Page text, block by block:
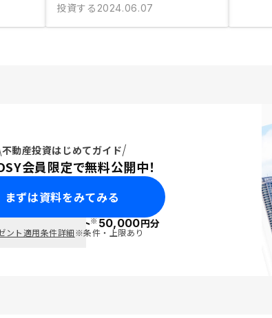
投資する 2024.06.07
不動産投資はじめてガイド
会員限定で無料公開中！
まずは資料をみてみる
ポイント※50,000円分
ント適用条件詳細※条件・上限あり